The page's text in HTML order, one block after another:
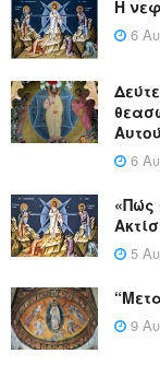
Η
6
Αυτού
6
«Πώς
5
9